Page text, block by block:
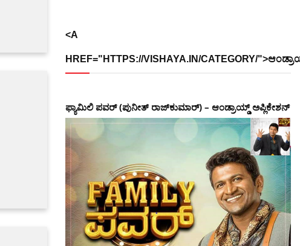
<A
HREF="HTTPS://VISHAYA.IN/CATEGORY/
ಫ್ಯಾಮಿಲಿ ಪವರ್ (ಪುನೀತ್ ರಾಜ್‌ಕುಮಾರ್) – ಆಂಡ್ರಾಯ್ಡ್ ಅಪ್ಲಿಕೇಶನ್